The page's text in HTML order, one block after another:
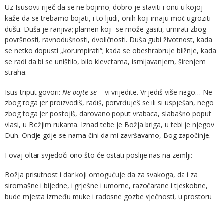
Uz Isusovu riječ da se ne bojimo, dobro je staviti i onu u kojoj
kaže da se trebamo bojati, i to ljudi, onih koji imaju moć ugroziti
dušu. Duša je ranjiva; plamen koji se može gasiti, umirati zbog
površnosti, ravnodušnosti, dvoličnosti. Duša gubi životnost, kada
se netko dopusti „korumpirati“; kada se obeshrabruje bližnje, kada
se radi da bi se uništilo, bilo klevetama, ismijavanjem, širenjem
straha.
Isus triput govori: Ne bojte se – vi vrijedite. Vrijediš više nego… Ne
zbog toga jer proizvodiš, radiš, potvrđuješ se ili si uspješan, nego
zbog toga jer postojiš, darovano poput vrabaca, slabašno poput
vlasi, u Božjim rukama. Iznad tebe je Božja briga, u tebi je njegov
Duh. Ondje gdje se nama čini da mi završavamo, Bog započinje.
I ovaj oltar svjedoči ono što će ostati poslije nas na zemlji:
Božja prisutnost i dar koji omogućuje da za svakoga, da i za
siromašne i bijedne, i grješne i umorne, razočarane i tjeskobne,
bude mjesta između muke i radosne gozbe vječnosti, u prostoru